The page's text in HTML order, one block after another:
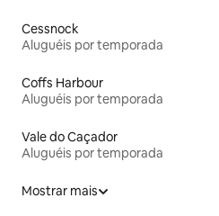
Cessnock
Aluguéis por temporada
Coffs Harbour
Aluguéis por temporada
Vale do Caçador
Aluguéis por temporada
Mostrar mais